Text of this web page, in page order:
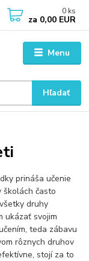
Menu
Hľadať
0 ks
za 0,00 EUR
prináša učenie
školách často
druhy
ukázať svojim
teda zábavu
rôznych druhov
stojí za to